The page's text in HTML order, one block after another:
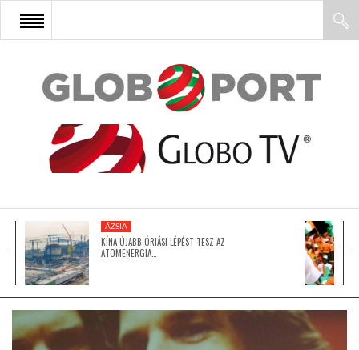
FŐOLDAL
AFRIKA
ÁZSIA
LATIN-AMERIKA
ÁZSIA
KÍNA ÚJABB ÓRIÁSI LÉPÉST TESZ AZ
ATOMENERGIA…